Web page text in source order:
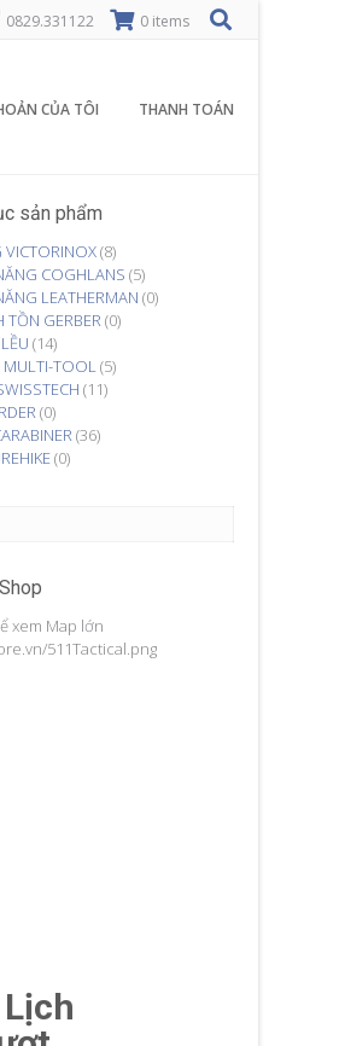
0829.331122 0 items
CỦA TÔI THANH TOÁN
sản phẩm
(8)
COGHLANS (5)
LEATHERMAN (0)
TỒN GERBER(0)
(14)
TOOL(5)
(11)
(0)
(36)
(0)
xem Map lớn